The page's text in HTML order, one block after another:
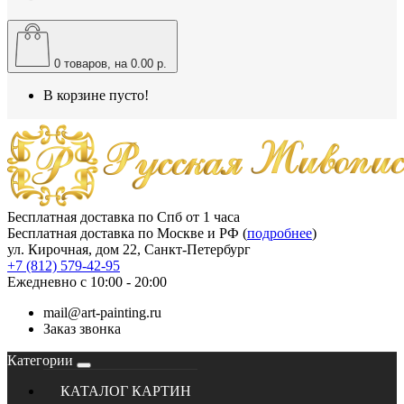
0 товаров, на 0.00 р.
В корзине пусто!
Бесплатная доставка по Спб от 1 часа
Бесплатная доставка по Москве и РФ (подробнее)
ул. Кирочная, дом 22, Санкт-Петербург
+7 (812) 579-42-95
Ежедневно с 10:00 - 20:00
mail@art-painting.ru
Заказ звонка
Категории
КАТАЛОГ КАРТИН